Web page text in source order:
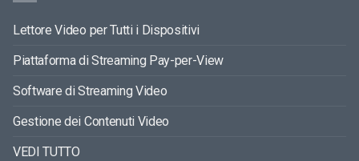
Lettore Video per Tutti i Dispositivi
Piattaforma di Streaming Pay-per-View
Software di Streaming Video
Gestione dei Contenuti Video
VEDI TUTTO